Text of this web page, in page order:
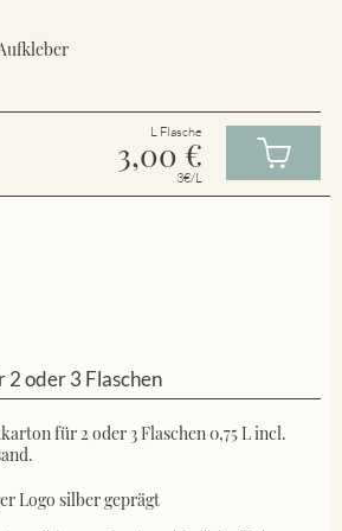
L Flasche
3,00 €
3€/L
oder 3 Flaschen
für 2 oder 3 Flaschen 0,75 L incl.
Logo silber geprägt